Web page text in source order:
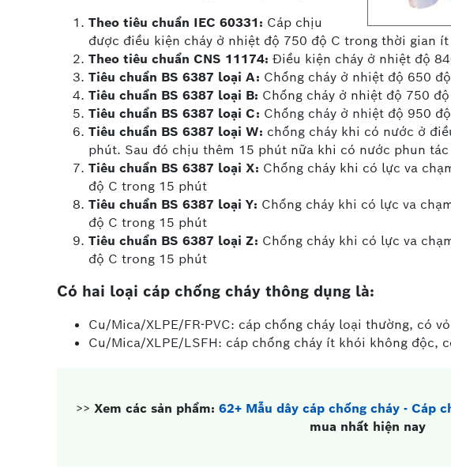
Theo tiêu chuẩn IEC 60331: Cáp chịu
được điều kiện cháy ở nhiệt độ 750 độ C trong thời gian
Theo tiêu chuẩn CNS 11174: Điều kiện cháy ở nhiệt độ
Tiêu chuẩn BS 6387 loại A: Chống cháy ở nhiệt độ 650
Tiêu chuẩn BS 6387 loại B: Chống cháy ở nhiệt độ 750
Tiêu chuẩn BS 6387 loại C: Chống cháy ở nhiệt độ 950
Tiêu chuẩn BS 6387 loại W: chống cháy khi có nước ở
phút. Sau đó chịu thêm 15 phút nữa khi có nước phun
Tiêu chuẩn BS 6387 loại X: Chống cháy khi có lực va
độ C trong 15 phút
Tiêu chuẩn BS 6387 loại Y: Chống cháy khi có lực va
độ C trong 15 phút
Tiêu chuẩn BS 6387 loại Z: Chống cháy khi có lực va
độ C trong 15 phút
Có hai loại cáp chống cháy thông dụng là:
Cu/Mica/XLPE/FR-PVC: cáp chống cháy loại thường, có
Cu/Mica/XLPE/LSFH: cáp chống cháy ít khói không độc,
>>Xem các sản phẩm:62+ Mẫu dây cáp chống cháy - Cáp
mua nhất hiện nay